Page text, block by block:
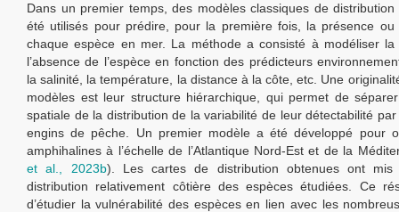
Dans un premier temps, des modèles classiques de distribution
été utilisés pour prédire, pour la première fois, la présence ou
chaque espèce en mer. La méthode a consisté à modéliser la
l’absence de l’espèce en fonction des prédicteurs
la salinité, la température, la distance à la côte, etc. Une
modèles est leur structure hiérarchique, qui permet de
spatiale de la distribution de la variabilité de leur détectabilité
engins de pêche. Un premier modèle a été développé pour
amphihalines à l’échelle de l’Atlantique Nord-Est et de la
et al., 2023b). Les cartes de distribution obtenues ont
distribution relativement côtière des espèces étudiées. Ce
d’étudier la vulnérabilité des espèces en lien avec les